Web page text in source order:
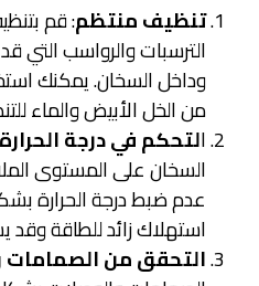
تنظيف منتظم: قم
الترسبات والرواسب التي
وداخل السخان. يمكنك
من الخل الأبيض والماء
التحكم في درجة الحرارة
السخان على المستوى
عدم ضبط درجة الحرارة
استهلاك زائد للطاقة وقد
التحقق من الصمامات